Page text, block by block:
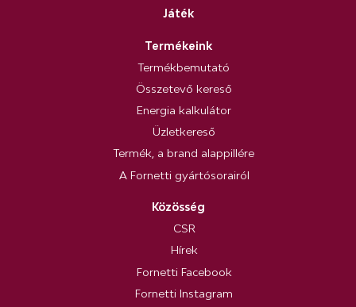
Játék
Termékeink
Termékbemutató
Összetevő kereső
Energia kalkulátor
Üzletkereső
Termék, a brand alappillére
A Fornetti gyártósorairól
Közösség
CSR
Hírek
Fornetti Facebook
Fornetti Instagram